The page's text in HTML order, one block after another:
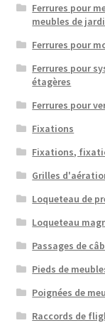
Ferrures pour
meubles de
Ferrures pour
Ferrures pour
étagères
Ferrures pour
Fixations
Fixations,
Grilles
Loqueteau de
Loqueteau
Passages de
Pieds de
Poignées de
Raccords de